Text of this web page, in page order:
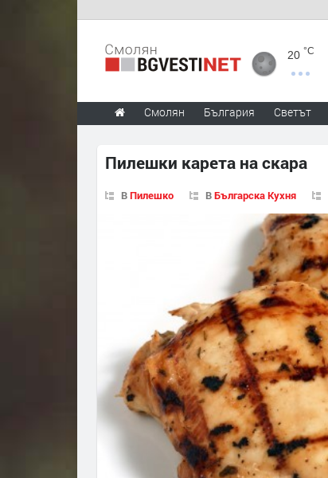
20 °C
Смолян България Светът
Пилешки карета на скара
ВПилешко ВБългарска Кухня